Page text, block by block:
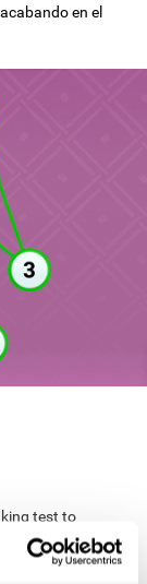
en el
test to
test as an